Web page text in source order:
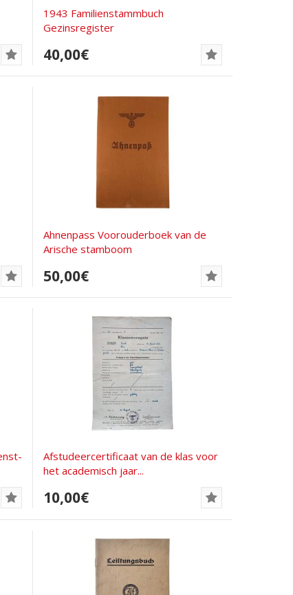
1943 Familienstammbuch
Gezinsregister
40,00€
Ahnenpass Voorouderboek van de
Arische stamboom
50,00€
Afstudeercertificaat van de klas voor
het academisch jaar...
10,00€